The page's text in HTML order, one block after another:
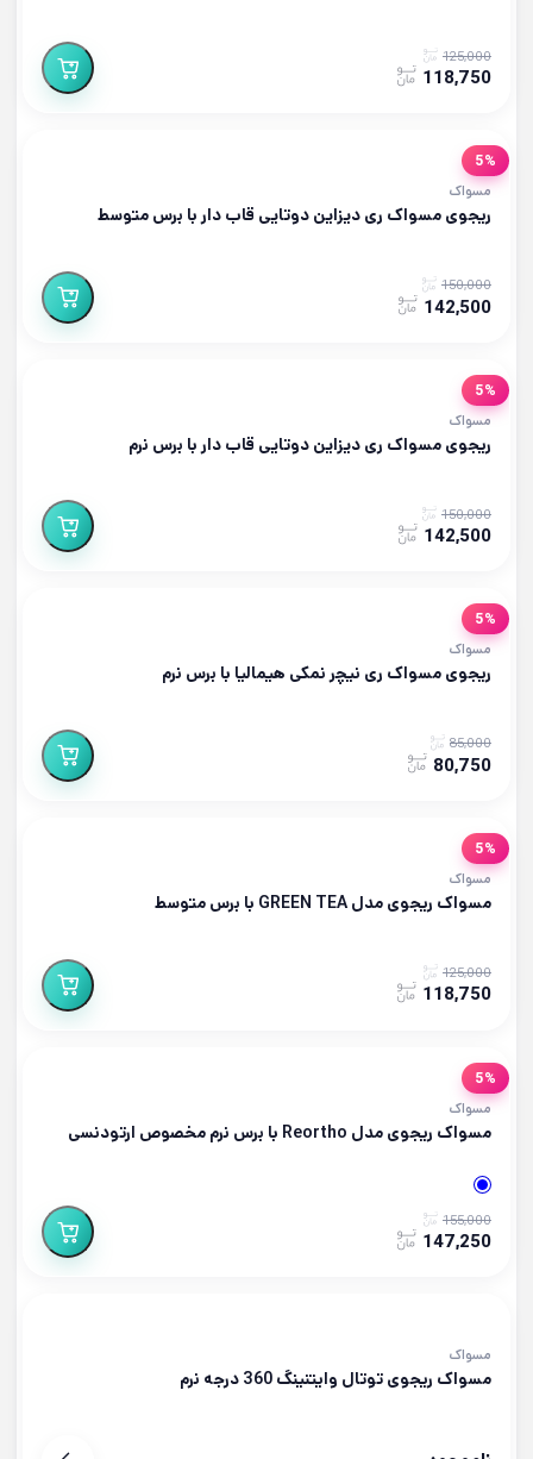
125,000
118,750
5%
مسواک
ریجوی مسواک ری دیزاین دوتایی قاب دار با برس متوسط
150,000
142,500
5%
مسواک
ریجوی مسواک ری دیزاین دوتایی قاب دار با برس نرم
150,000
142,500
5%
مسواک
ریجوی مسواک ری نیچر نمکی هیمالیا با برس نرم
85,000
80,750
5%
مسواک
مسواک ریجوی مدل GREEN TEA با برس متوسط
125,000
118,750
5%
مسواک
مسواک ریجوی مدل Reortho با برس نرم مخصوص ارتودنسی
155,000
147,250
مسواک
مسواک ریجوی توتال وایتنینگ 360 درجه نرم